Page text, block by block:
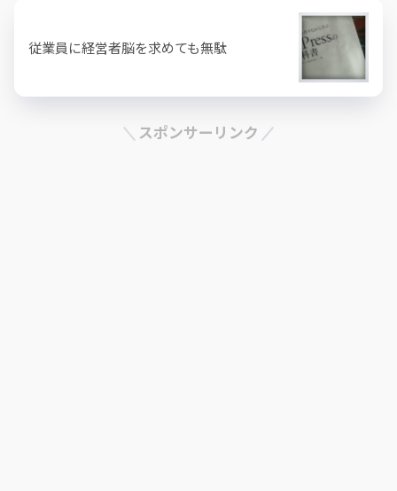
従業員に経営者脳を求めても無駄
スポンサーリンク